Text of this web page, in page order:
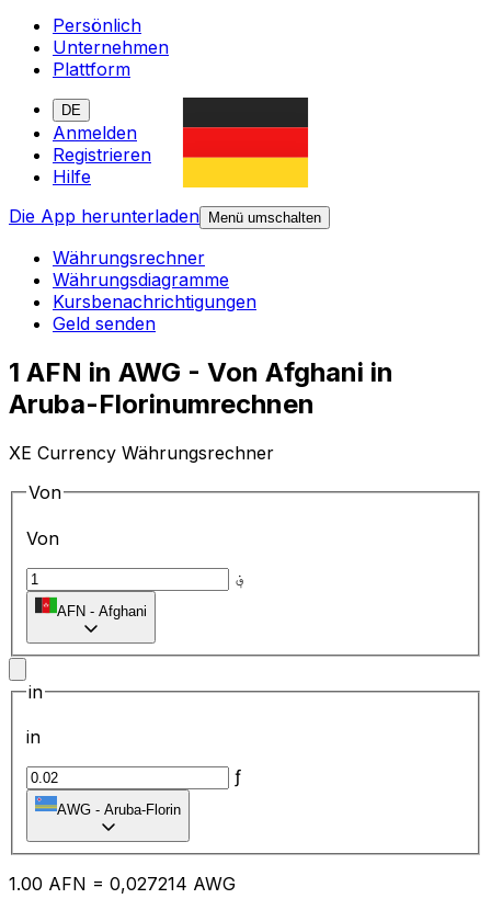
Persönlich
Unternehmen
Plattform
DE
Anmelden
Registrieren
Hilfe
Die App herunterladen
Menü umschalten
Währungsrechner
Währungsdiagramme
Kursbenachrichtigungen
Geld senden
1 AFN in AWG - Von Afghani in
Aruba-Florinumrechnen
XE Currency Währungsrechner
Von
Von
؋
AFN - Afghani
in
in
ƒ
AWG - Aruba-Florin
1.00 AFN = 0,027214 AWG